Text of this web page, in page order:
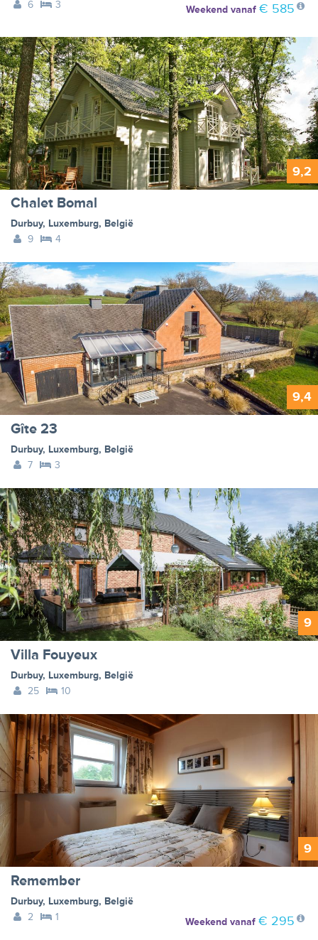
6 3 Weekendvanaf € 585
9,2
Chalet Bomal
Durbuy, Luxemburg, België
9
4
9,4
Gîte 23
Durbuy, Luxemburg, België
7
3
9
Villa Fouyeux
Durbuy, Luxemburg, België
25
10
9
Remember
Durbuy, Luxemburg, België
2
1 Weekendvanaf € 295